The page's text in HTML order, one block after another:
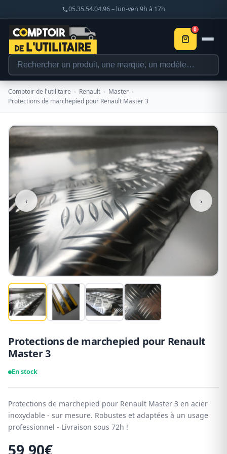
05.35.54.04.96 – lun-ven 9h à 17h
0
Comptoir de l'utilitaire › Renault › Master ›
Protections de marchepied pour Renault Master 3
‹ ›
Protections de marchepied pour Renault
Master 3
En stock
Protections de marchepied pour Renault Master 3 en acier
inoxydable - sur mesure. Robustes et adaptées à un usage
professionnel - Livraison sous 72h !
59,90€